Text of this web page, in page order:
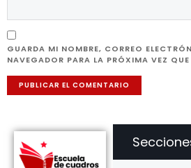
GUARDA MI NOMBRE, CORREO
NAVEGADOR PARA LA PRÓXIMA VEZ